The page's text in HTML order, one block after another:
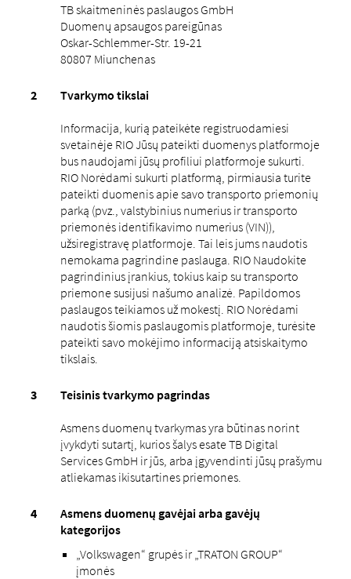
TB skaitmeninės paslaugos GmbH
Duomenų apsaugos pareigūnas
Oskar-Schlemmer-Str. 19-21
80807 Miunchenas
Tvarkymo tikslai
Informacija, kurią pateikėte registruodamiesi
svetainėje RIO Jūsų pateikti duomenys platformoje
bus naudojami jūsų profiliui platformoje sukurti.
RIO Norėdami sukurti platformą, pirmiausia turite
pateikti duomenis apie savo transporto priemonių
parką (pvz., valstybinius numerius ir transporto
priemonės identifikavimo numerius (VIN)),
užsiregistravę platformoje. Tai leis jums naudotis
nemokama pagrindine paslauga. RIO Naudokite
pagrindinius įrankius, tokius kaip su transporto
priemone susijusi našumo analizė. Papildomos
paslaugos teikiamos už mokestį. RIO Norėdami
naudotis šiomis paslaugomis platformoje, turėsite
pateikti savo mokėjimo informaciją atsiskaitymo
tikslais.
Teisinis tvarkymo pagrindas
Asmens duomenų tvarkymas yra būtinas norint
įvykdyti sutartį, kurios šalys esate TB Digital
Services GmbH ir jūs, arba įgyvendinti jūsų prašymu
atliekamas ikisutartines priemones.
Asmens duomenų gavėjai arba gavėjų
kategorijos
„Volkswagen“ grupės ir „TRATON GROUP“
įmonės